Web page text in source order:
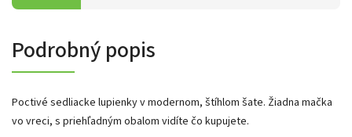
Podrobný popis
Poctivé sedliacke lupienky v modernom, štíhlom šate. Žiadna mačka
vo vreci, s priehľadným obalom vidíte čo kupujete.